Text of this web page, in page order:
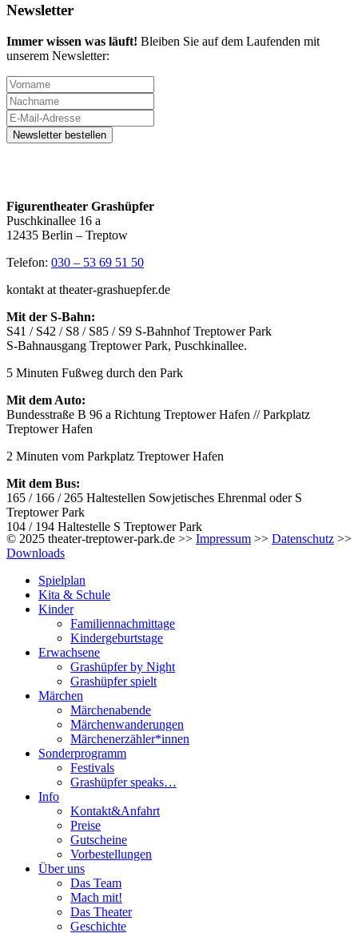
Newsletter
Immer wissen was läuft! Bleiben Sie auf dem Laufenden mit
unserem Newsletter:
Figurentheater Grashüpfer
Puschkinallee 16 a
12435 Berlin – Treptow
Telefon: 030 – 53 69 51 50
kontakt at theater-grashuepfer.de
Mit der S-Bahn:
S41 / S42 / S8 / S85 / S9 S-Bahnhof Treptower Park
S-Bahnausgang Treptower Park, Puschkinallee.
5 Minuten Fußweg durch den Park
Mit dem Auto:
Bundesstraße B 96 a Richtung Treptower Hafen // Parkplatz
Treptower Hafen
2 Minuten vom Parkplatz Treptower Hafen
Mit dem Bus:
165 / 166 / 265 Haltestellen Sowjetisches Ehrenmal oder S
Treptower Park
104 / 194 Haltestelle S Treptower Park
© 2025 theater-treptower-park.de >> Impressum >> Datenschutz >>
Downloads
Spielplan
Kita & Schule
Kinder
Familiennachmittage
Kindergeburtstage
Erwachsene
Grashüpfer by Night
Grashüpfer spielt
Märchen
Märchenabende
Märchenwanderungen
Märchenerzähler*innen
Sonderprogramm
Festivals
Grashüpfer speaks…
Info
Kontakt&Anfahrt
Preise
Gutscheine
Vorbestellungen
Über uns
Das Team
Mach mit!
Das Theater
Geschichte